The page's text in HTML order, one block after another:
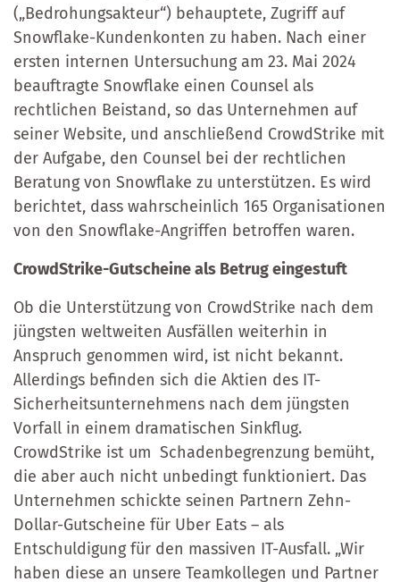
(„Bedrohungsakteur“) behauptete, Zugriff auf
Snowflake-Kundenkonten zu haben. Nach einer
ersten internen Untersuchung am 23. Mai 2024
beauftragte Snowflake einen Counsel als
rechtlichen Beistand, so das Unternehmen auf
seiner Website, und anschließend CrowdStrike mit
der Aufgabe, den Counsel bei der rechtlichen
Beratung von Snowflake zu unterstützen. Es wird
berichtet, dass wahrscheinlich 165 Organisationen
von den Snowflake-Angriffen betroffen waren.
CrowdStrike-Gutscheine als Betrug eingestuft
Ob die Unterstützung von CrowdStrike nach dem
jüngsten weltweiten Ausfällen weiterhin in
Anspruch genommen wird, ist nicht bekannt.
Allerdings befinden sich die Aktien des IT-
Sicherheitsunternehmens nach dem jüngsten
Vorfall in einem dramatischen Sinkflug.
CrowdStrike ist um Schadenbegrenzung bemüht,
die aber auch nicht unbedingt funktioniert. Das
Unternehmen schickte seinen Partnern Zehn-
Dollar-Gutscheine für Uber Eats – als
Entschuldigung für den massiven IT-Ausfall. „Wir
haben diese an unsere Teamkollegen und Partner